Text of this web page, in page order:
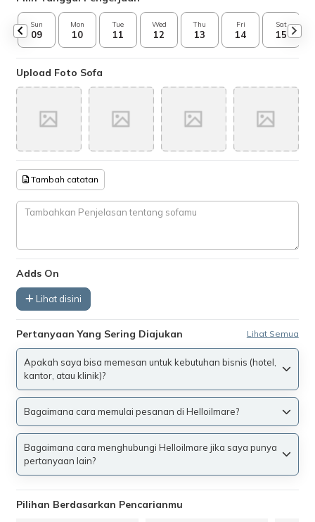
Sun
09
Mon
10
Tue
11
Wed
12
Thu
13
Fri
14
Sat
15
Upload Foto Sofa
Tambah catatan
Adds On
Lihat disini
Pertanyaan Yang Sering Diajukan Lihat Semua
Apakah saya bisa memesan untuk kebutuhan bisnis (hotel,
kantor, atau klinik)?
Bagaimana cara memulai pesanan di Helloilmare?
Bagaimana cara menghubungi Helloilmare jika saya punya
pertanyaan lain?
Pilihan Berdasarkan Pencarianmu